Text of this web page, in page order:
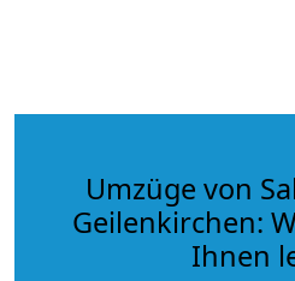
Umzüge von
Geilenkirchen:
Ihnen